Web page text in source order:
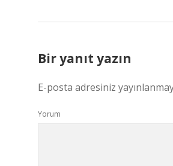
Bir yanıt yazın
E-posta adresiniz
Yorum